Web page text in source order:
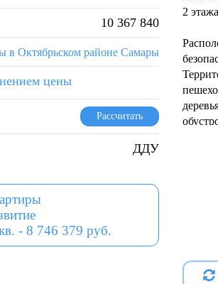
10 367 840
в Октябрьском районе Самары
цены
Рассчитать
ДДУ
- 8 746 379 руб.
2